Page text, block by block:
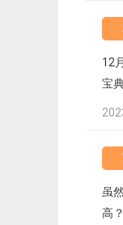
12
宝
虽
高